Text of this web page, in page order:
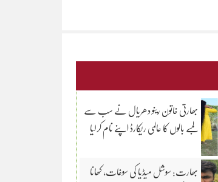
بھارتی خاتون رینو دھریال نے سب سے
لمبے بالوں کا عالمی ریکارڈ اپنے نام کرلیا
بھارت: سوشل میڈیا کی سوغات، کھانا